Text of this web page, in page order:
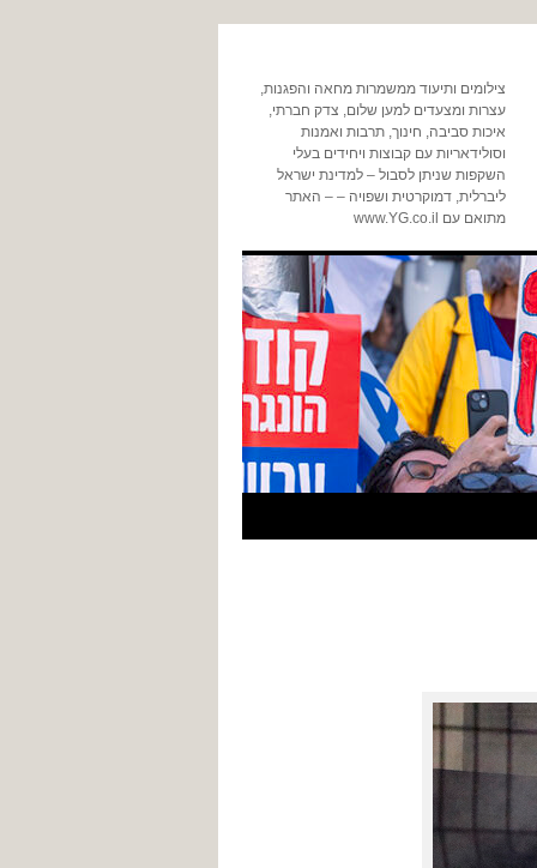
צילומים ותיעוד ממשמרות מחאה והפגנות,
עצרות ומצעדים למען שלום, צדק חברתי,
איכות סביבה, חינוך, תרבות ואמנות
וסולידאריות עם קבוצות ויחידים בעלי
השקפות שניתן לסבול – למדינת ישראל
ליברלית, דמוקרטית ושפויה – – האתר
מתואם עם www.YG.co.il